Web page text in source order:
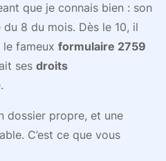
que je connais bien : son
8 du mois. Dès le 10, il
fameux formulaire 2759
ses droits
dossier propre, et une
C’est ce que vous